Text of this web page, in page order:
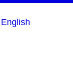
English